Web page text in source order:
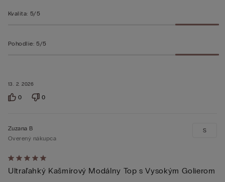
13. 2. 2026
Kvalita: 5/5
Pohodlie: 5/5
0 0
Hodnotenie:
5
Zuzana B
Overený nákupca
Ultraľahký Kašmírový Modálny Top s Vysokým Golierom
S